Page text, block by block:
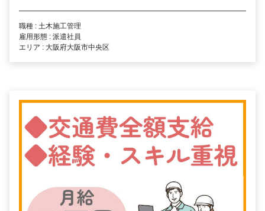
職種 : 土木施工管理
雇用形態 : 派遣社員
エリア : 大阪府大阪市中央区